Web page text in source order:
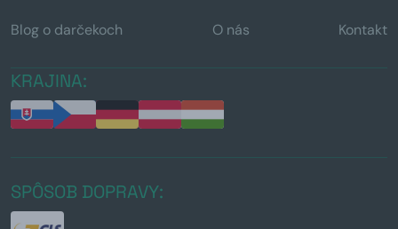
Blog o darčekoch O nás Kontakt
KRAJINA:
SPÔSOB DOPRAVY: